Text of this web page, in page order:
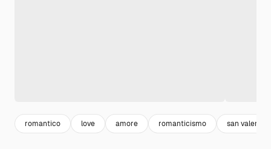
romantico love amore romanticismo san